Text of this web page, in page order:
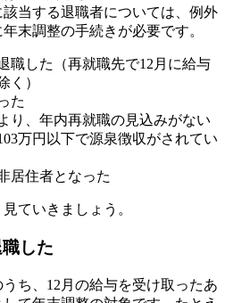
当する退職者については、例外
末調整の手続きが必要です。
職した（再就職先で12月に給与
く）
た
り、年内再就職の見込みがない
万円以下で源泉徴収がされてい
居住者となった
ていきましょう。
した
ち、12月の給与を受け取ったあ